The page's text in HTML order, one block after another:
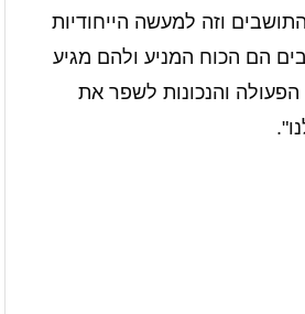
וזה למעשה הייחודיות
הם הכוח המניע ולהם מגיע
והנכונות לשפר את